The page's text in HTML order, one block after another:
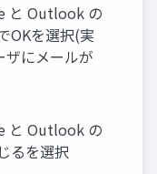
と Outlook の
OKを選択(実
ザにメールが
と Outlook の
るを選択